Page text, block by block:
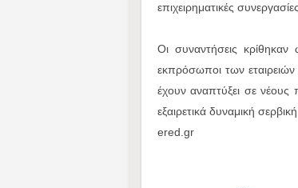
επιχειρηματικές
Οι συναντήσεις κρίθηκαν
εκπρόσωποι των εταιρειών
έχουν αναπτύξει σε νέους
εξαιρετικά δυναμική
ered.gr